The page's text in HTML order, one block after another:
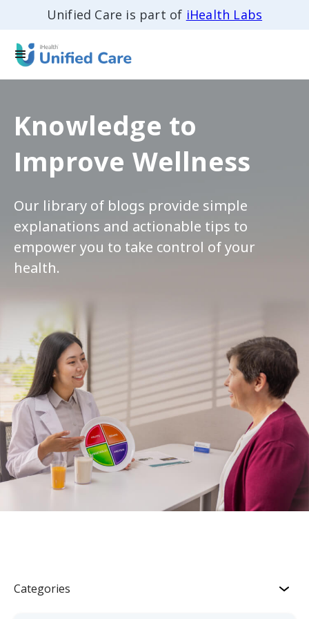
Unified Care is part of iHealth Labs
Knowledge to
Improve Wellness
Our library of blogs provide simple
explanations and actionable tips to
empower you to take control of your
health.
Categories